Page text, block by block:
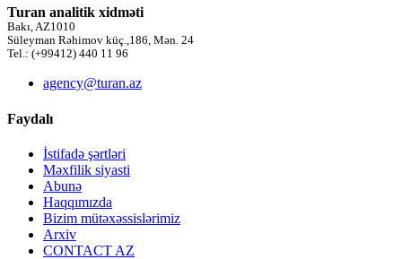
Turan analitik xidməti
Bakı, AZ1010
Süleyman Rəhimov küç.,186, Mən. 24
Tel.: (+99412) 440 11 96
agency@turan.az
Faydalı
İstifadə şərtləri
Məxfilik siyasti
Abunə
Haqqımızda
Bizim mütəxəssislərimiz
Arxiv
CONTACT AZ